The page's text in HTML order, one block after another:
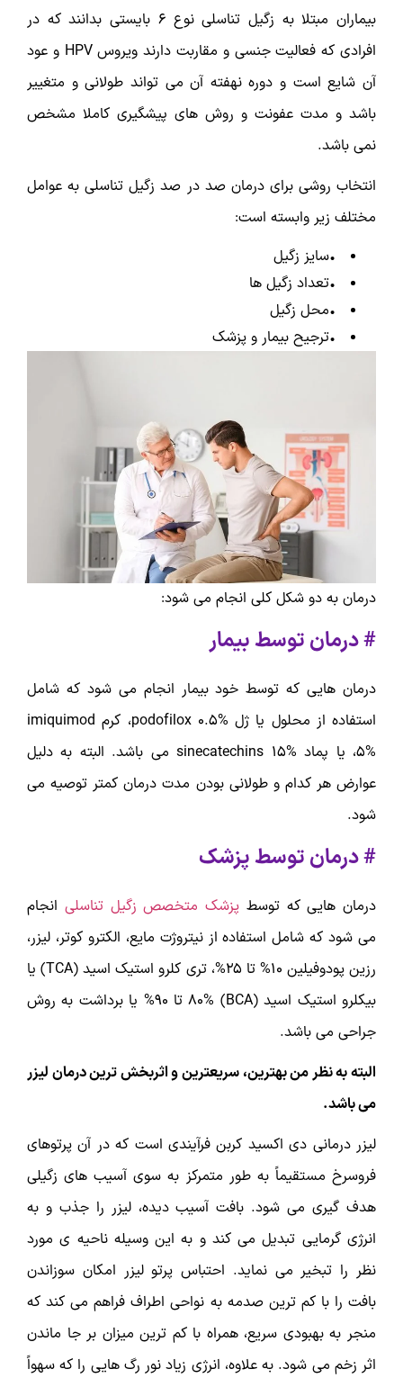
بیماران مبتلا به زگیل تناسلی نوع 6 بایستی بدانند که در
افرادی که فعالیت جنسی و مقاربت دارند ویروس HPV و عود
آن شایع است و دوره نهفته آن می تواند طولانی و متغییر
باشد و مدت عفونت و روش های پیشگیری کاملا مشخص
نمی باشد.
انتخاب روشی برای درمان صد در صد زگیل تناسلی به عوامل
مختلف زیر وابسته است:
•سایز زگیل
•تعداد زگیل ها
•محل زگیل
•ترجیح بیمار و پزشک
درمان به دو شکل کلی انجام می شود:
# درمان توسط بیمار
درمان هایی که توسط خود بیمار انجام می شود که شامل
استفاده از محلول یا ژل podofilox 0.5%، کرم imiquimod
5%، یا پماد sinecatechins 15% می باشد. البته به دلیل
عوارض هر کدام و طولانی بودن مدت درمان کمتر توصیه می
شود.
# درمان توسط پزشک
درمان هایی که توسط پزشک متخصص زگیل تناسلی انجام
می شود که شامل استفاده از نیتروژت مایع، الکترو کوتر، لیزر،
رزین پودوفیلین 10% تا 25%، تری کلرو استیک اسید (TCA) یا
بیکلرو استیک اسید (BCA) 80% تا 90% یا برداشت به روش
جراحی می باشد.
البته به نظر من بهترین، سریعترین و اثربخش ترین درمان لیزر
می باشد.
لیزر درمانی دی اکسید کربن فرآیندی است که در آن پرتوهای
فروسرخ مستقیماً به طور متمرکز به سوی آسیب های زگیلی
هدف گیری می شود. بافت آسیب دیده، لیزر را جذب و به
انرژی گرمایی تبدیل می کند و به این وسیله ناحیه ی مورد
نظر را تبخیر می نماید. احتباس پرتو لیزر امکان سوزاندن
بافت را با کم ترین صدمه به نواحی اطراف فراهم می کند که
منجر به بهبودی سریع، همراه با کم ترین میزان بر جا ماندن
اثر زخم می شود. به علاوه، انرژی زیاد نور رگ هایی را که سهواً